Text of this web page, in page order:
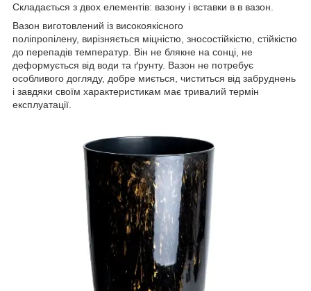
Складається з двох елементів: вазону і вставки в в вазон.
Вазон виготовлений із високоякісного
поліпропілену, вирізняється міцністю, зносостійкістю, стійкістю
до перепадів температур. Він не блякне на сонці, не
деформується від води та ґрунту. Вазон не потребує
особливого догляду, добре миється, чиститься від забруднень
і завдяки своїм характеристикам має тривалий термін
експлуатації.